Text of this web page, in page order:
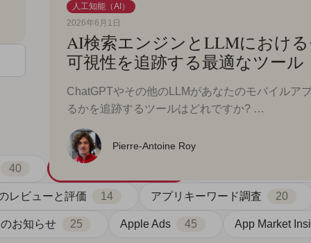
40
レビューと評価 14 アプリキーワード調査 20
お知らせ 25 Apple Ads 45 App Market
人工知能（AI）
2026年6月1日
AI検索エンジンとLLMにおけ
可視性を追跡する最適なツール
ChatGPTやその他のLLMがあなたのモバイルア
るかを追跡するツールはどれですか? …
Pierre-Antoine Roy